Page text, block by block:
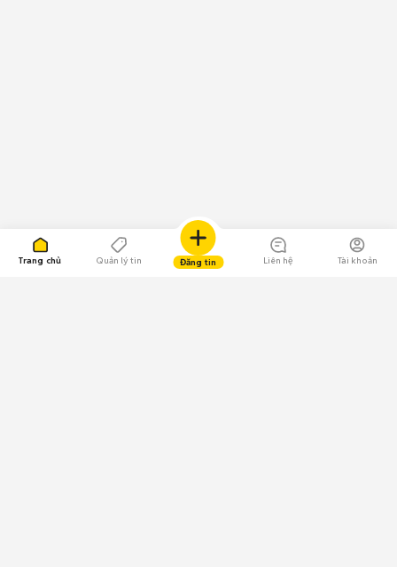
Trang chủ Quản lý tin Đăng tin Liên hệ Tài khoản